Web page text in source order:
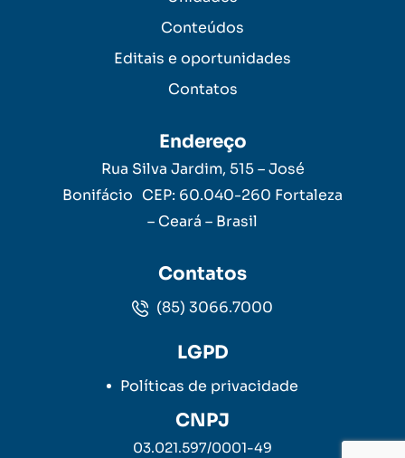
Conteúdos
Editais e oportunidades
Contatos
Endereço
Rua Silva Jardim, 515 – José
Bonifácio CEP: 60.040-260 Fortaleza
– Ceará – Brasil
Contatos
(85) 3066.7000
LGPD
Políticas de privacidade
CNPJ
03.021.597/0001-49